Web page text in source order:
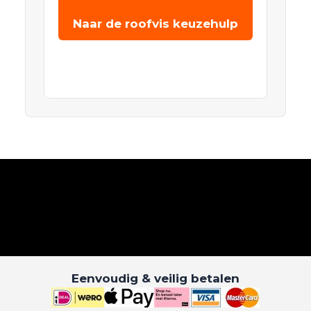
Naar de roofvis keuzehulp
Eenvoudig & veilig betalen